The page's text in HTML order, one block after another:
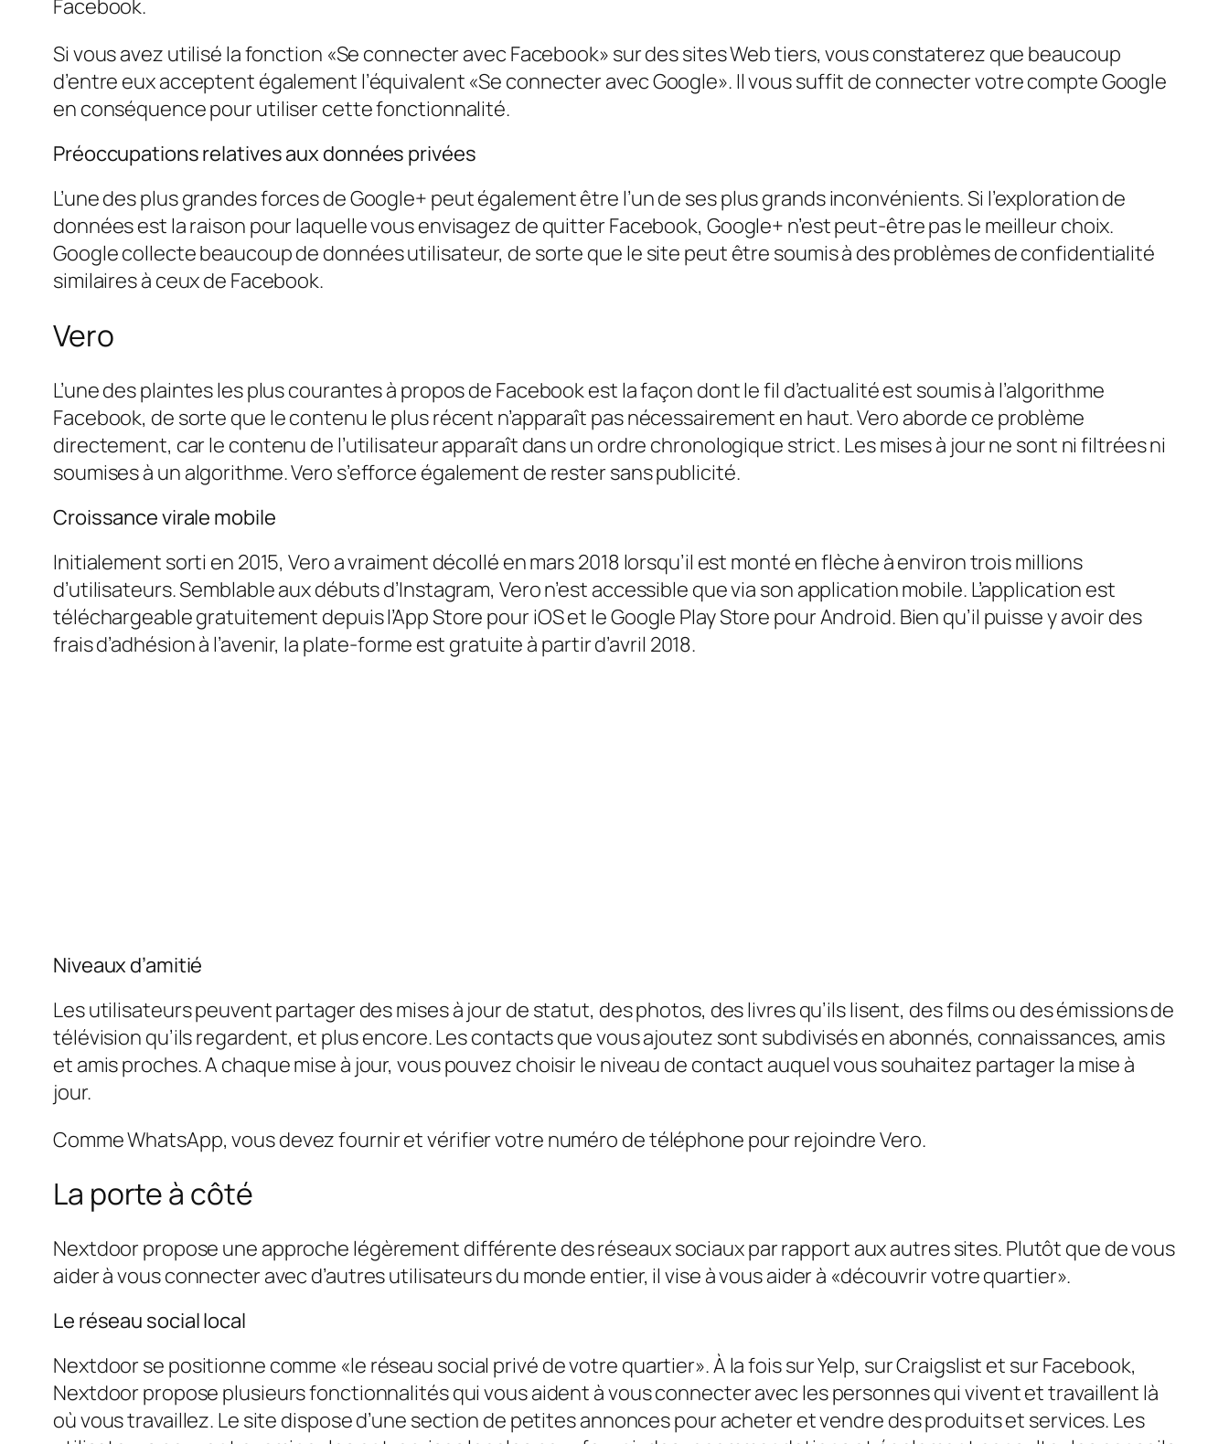
Facebook.
Si vous avez utilisé la fonction «Se connecter avec Facebook» sur des sites Web tiers, vous constaterez que beaucoup
d’entre eux acceptent également l’équivalent «Se connecter avec Google». Il vous suffit de connecter votre compte Google
en conséquence pour utiliser cette fonctionnalité.
Préoccupations relatives aux données privées
L’une des plus grandes forces de Google+ peut également être l’un de ses plus grands inconvénients. Si l’exploration de
données est la raison pour laquelle vous envisagez de quitter Facebook, Google+ n’est peut-être pas le meilleur choix.
Google collecte beaucoup de données utilisateur, de sorte que le site peut être soumis à des problèmes de confidentialité
similaires à ceux de Facebook.
Vero
L’une des plaintes les plus courantes à propos de Facebook est la façon dont le fil d’actualité est soumis à l’algorithme
Facebook, de sorte que le contenu le plus récent n’apparaît pas nécessairement en haut. Vero aborde ce problème
directement, car le contenu de l’utilisateur apparaît dans un ordre chronologique strict. Les mises à jour ne sont ni filtrées ni
soumises à un algorithme. Vero s’efforce également de rester sans publicité.
Croissance virale mobile
Initialement sorti en 2015, Vero a vraiment décollé en mars 2018 lorsqu’il est monté en flèche à environ trois millions
d’utilisateurs. Semblable aux débuts d’Instagram, Vero n’est accessible que via son application mobile. L’application est
téléchargeable gratuitement depuis l’App Store pour iOS et le Google Play Store pour Android. Bien qu’il puisse y avoir des
frais d’adhésion à l’avenir, la plate-forme est gratuite à partir d’avril 2018.
Niveaux d’amitié
Les utilisateurs peuvent partager des mises à jour de statut, des photos, des livres qu’ils lisent, des films ou des émissions de
télévision qu’ils regardent, et plus encore. Les contacts que vous ajoutez sont subdivisés en abonnés, connaissances, amis
et amis proches. A chaque mise à jour, vous pouvez choisir le niveau de contact auquel vous souhaitez partager la mise à
jour.
Comme WhatsApp, vous devez fournir et vérifier votre numéro de téléphone pour rejoindre Vero.
La porte à côté
Nextdoor propose une approche légèrement différente des réseaux sociaux par rapport aux autres sites. Plutôt que de vous
aider à vous connecter avec d’autres utilisateurs du monde entier, il vise à vous aider à «découvrir votre quartier».
Le réseau social local
Nextdoor se positionne comme «le réseau social privé de votre quartier». À la fois sur Yelp, sur Craigslist et sur Facebook,
Nextdoor propose plusieurs fonctionnalités qui vous aident à vous connecter avec les personnes qui vivent et travaillent là
où vous travaillez. Le site dispose d’une section de petites annonces pour acheter et vendre des produits et services. Les